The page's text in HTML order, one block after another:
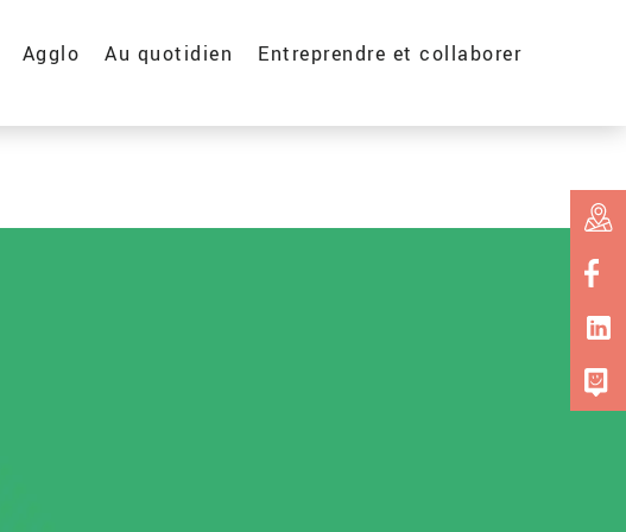
Agglo Au quotidien Entreprendre et collaborer